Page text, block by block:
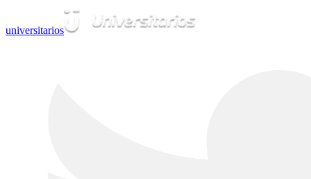
universitarios